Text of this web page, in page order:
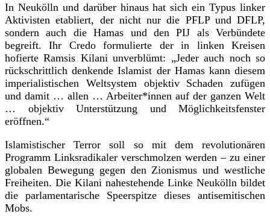
In Neukölln und darüber hinaus hat sich ein Typus linker
Aktivisten etabliert, der nicht nur die PFLP und DFLP,
sondern auch die Hamas und den PIJ als Verbündete
begreift. Ihr Credo formulierte der in linken Kreisen
hofierte Ramsis Kilani unverblümt: „Jeder auch noch so
rückschrittlich denkende Islamist der Hamas kann diesem
imperialistischen Weltsystem objektiv Schaden zufügen
und damit … allen … Arbeiter*innen auf der ganzen Welt
… objektiv Unterstützung und Möglichkeitsfenster
eröffnen.“
Islamistischer Terror soll so mit dem revolutionären
Programm Linksradikaler verschmolzen werden – zu einer
globalen Bewegung gegen den Zionismus und westliche
Freiheiten. Die Kilani nahestehende Linke Neukölln bildet
die parlamentarische Speerspitze dieses antisemitischen
Mobs.